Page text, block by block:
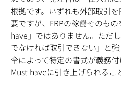
根拠です。いずれも外部取引
要ですが、ERPの稼働そのも
have」ではありません。ただ
でなければ取引できない」と
令によって特定の書式が義務付
Must haveに引き上げられるこ